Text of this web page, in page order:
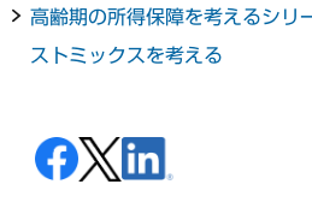
高齢期の所得保障を考えるシ
ストミックスを考える